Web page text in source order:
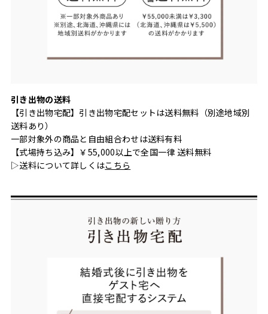
引き出物の送料
【引き出物宅配】引き出物宅配セットは送料無料（別途地域別
送料あり）
一部対象外の商品と自由組合わせは送料有料
【式場持ち込み】￥55,000以上で全国一律 送料無料
▷送料について詳しくはこちら